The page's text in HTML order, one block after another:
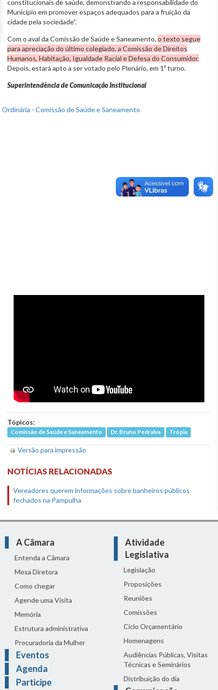
constitucionais de saúde, demonstrando a responsabilidade do
Município em promover espaços adequados para a fruição da
cidade pela sociedade”.
Com o aval da Comissão de Saúde e Saneamento, o texto segue
para apreciação do último colegiado, a Comissão de Direitos
Humanos, Habitação, Igualdade Racial e Defesa do Consumidor.
Depois, estará apto a ser votado pelo Plenário, em 1º turno.
Superintendência de Comunicação Institucional
Tópicos:
Comissão de Saúde e Saneamento Dr. Bruno Pedralva Trópia
Versão para impressão
NOTÍCIAS RELACIONADAS
Vereadores querem informações sobre banheiros públicos
fechados na Pampulha
A Câmara
Entenda a Câmara
Mesa Diretora
Como chegar
Agende uma Visita
Memória
Estrutura administrativa
Procuradoria da Mulher
Eventos
Agenda
Participe
Atividade
Legislativa
Legislação
Proposições
Reuniões
Comissões
Ciclo Orçamentário
Homenagens
Audiências Públicas, Visitas
Técnicas e Seminários
Distribuição do dia